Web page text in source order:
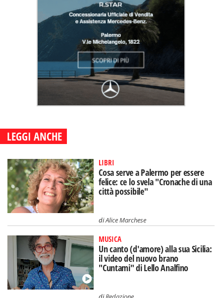
LEGGI ANCHE
LIBRI
Cosa serve a Palermo per essere
felice: ce lo svela "Cronache di una
città possibile"
diAlice Marchese
MUSICA
Un canto (d'amore) alla sua Sicilia:
il video del nuovo brano
"Cuntami" di Lello Analfino